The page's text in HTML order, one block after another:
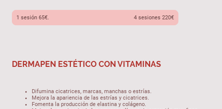
1 sesión 65€. 4 sesiones 220€
DERMAPEN ESTÉTICO CON VITAMINAS
Difumina cicatrices, marcas, manchas o estrías.
Mejora la apariencia de las estrías y cicatrices.
Fomenta la producción de elastina y colágeno.